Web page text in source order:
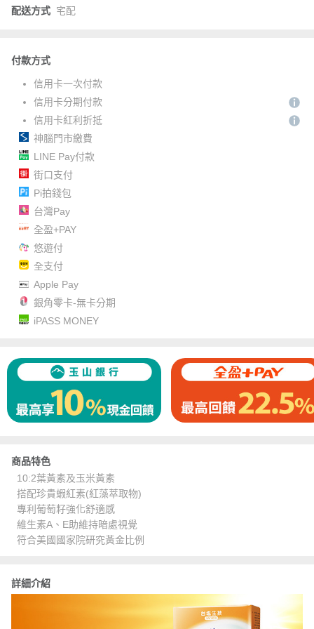
配送方式 宅配
付款方式
信用卡一次付款
信用卡分期付款
信用卡紅利折抵
神腦門市繳費
LINE Pay付款
街口支付
Pi拍錢包
台灣Pay
全盈+PAY
悠遊付
全支付
Apple Pay
銀角零卡-無卡分期
iPASS MONEY
商品特色
10:2葉黃素及玉米黃素
搭配珍貴蝦紅素(紅藻萃取物)
專利葡萄籽強化舒適感
維生素A、E助維持暗處視覺
符合美國國家院研究黃金比例
詳細介紹